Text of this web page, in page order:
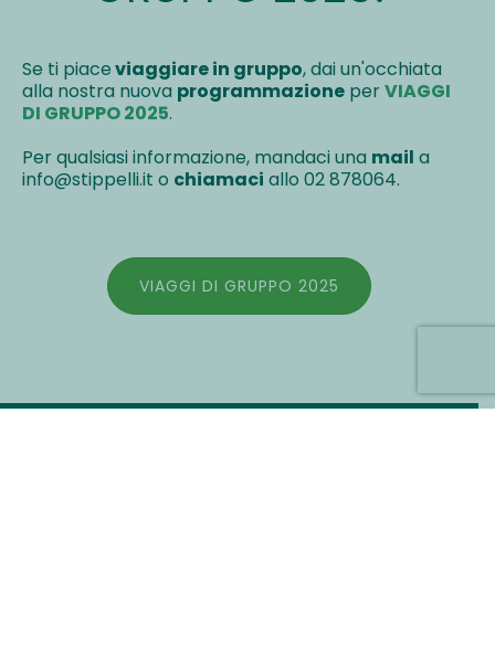
Se ti piaceviaggiare in gruppo, dai un'occhiata
alla nostra nuova programmazione perVIAGGI
DI GRUPPO 2025.
Per qualsiasi informazione, mandaci una mail a
info@stippelli.it o chiamaci allo 02 878064.
VIAGGI DI GRUPPO 2025